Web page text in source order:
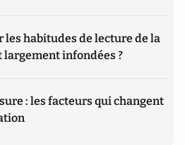
les habitudes de lecture de la
infondées ?
: les facteurs qui changent